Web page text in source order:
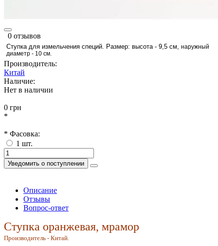
0 отзывов
Ступка для измельчения специй. Размер: высота - 9,5 см, наружный
диаметр - 10 см.
Производитель:
Китай
Наличие:
Нет в наличии
0 грн
*
* Фасовка:
1 шт.
Уведомить о поступлении
Описание
Отзывы
Вопрос-ответ
Ступка оранжевая, мрамор
Производитель - Китай.